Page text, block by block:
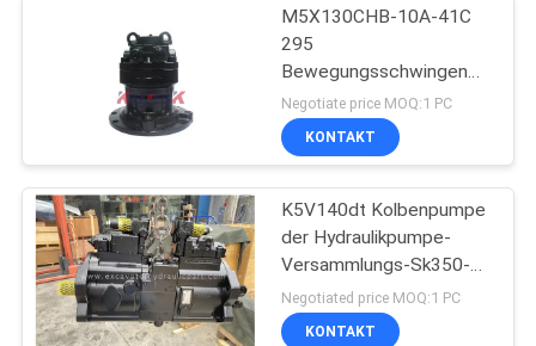
Bagger Electrical
Parts
M5X130CHB-10A-41C
295
Bewegungsschwingen
Kobelco Sk200-8
YN15V00035F1
Negotiate price MOQ:1 PC
KONTAKT
K5V140dt Kolbenpumpe
der Hydraulikpumpe-
Versammlungs-Sk350-8
SK330-8
Negotiated price MOQ:1 PC
KONTAKT